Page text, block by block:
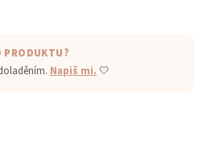
PRODUKTU?
Napiš mi. 🤍